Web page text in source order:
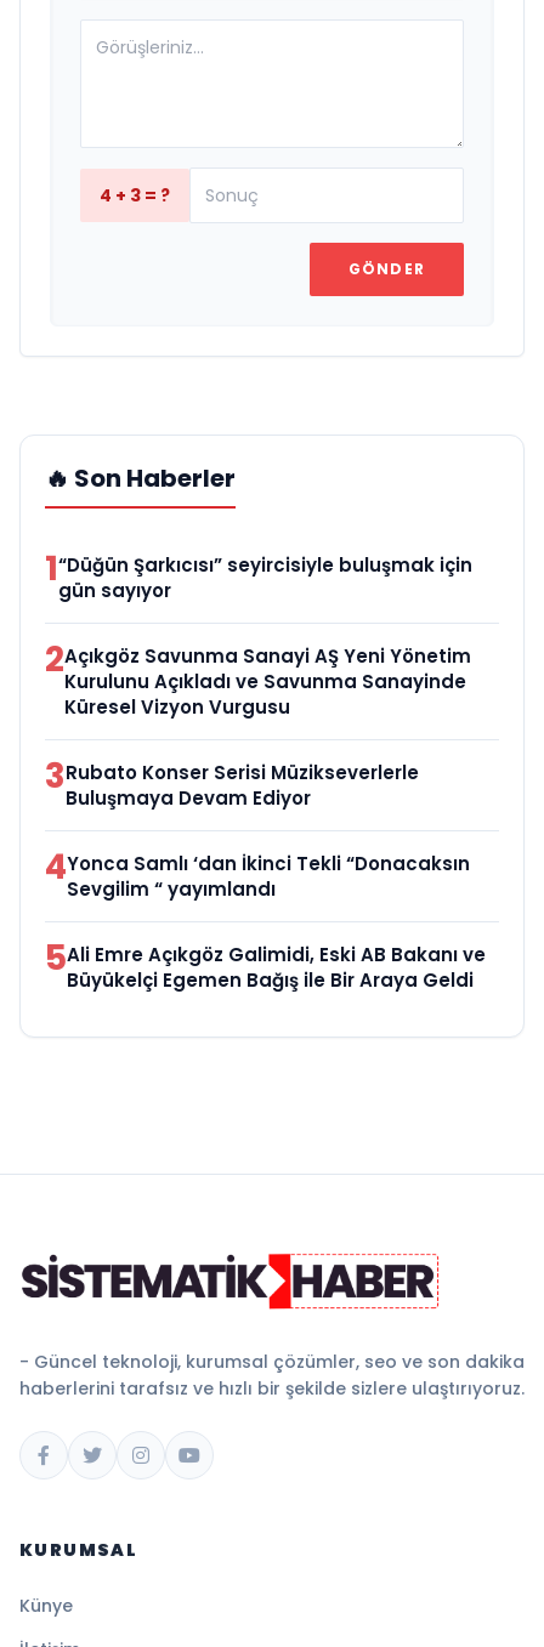
4 + 3 = ?
GÖNDER
🔥 Son Haberler
1“Düğün Şarkıcısı” seyircisiyle buluşmak için
gün sayıyor
2Açıkgöz Savunma Sanayi AŞ Yeni Yönetim
Kurulunu Açıkladı ve Savunma Sanayinde
Küresel Vizyon Vurgusu
3Rubato Konser Serisi Müzikseverlerle
Buluşmaya Devam Ediyor
4Yonca Samlı ‘dan İkinci Tekli “Donacaksın
Sevgilim “ yayımlandı
5Ali Emre Açıkgöz Galimidi, Eski AB Bakanı ve
Büyükelçi Egemen Bağış ile Bir Araya Geldi
- Güncel teknoloji, kurumsal çözümler, seo ve son dakika
haberlerini tarafsız ve hızlı bir şekilde sizlere ulaştırıyoruz.
KURUMSAL
Künye